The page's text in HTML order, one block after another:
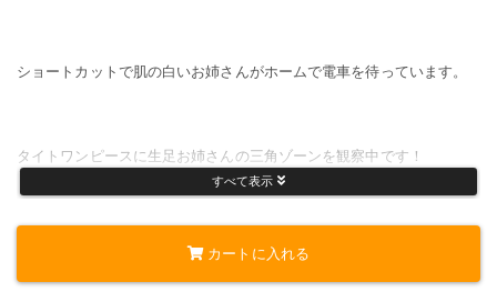
ショートカットで肌の白いお姉さんがホームで電車を待っています。
タイトワンピースに生足お姉さんの三角ゾーンを観察中です！
すべて表示
カートに入れる